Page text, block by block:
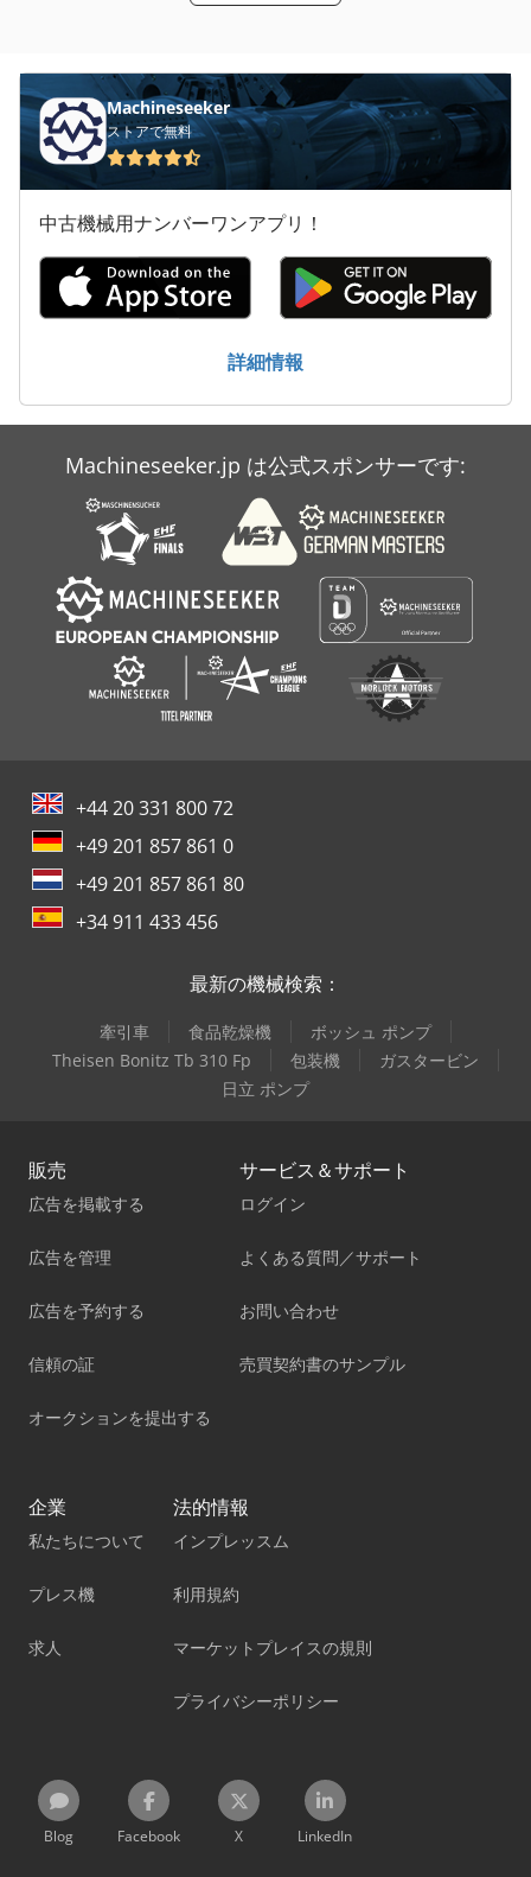
トラック ローラー
大きな トラック
大型 トラック
山トラクター
Machineseeker
ストアで無料
中古機械用ナンバーワンアプリ！
詳細情報
Machineseeker.jp は公式スポンサーです:
+44 20 331 800 72
+49 201 857 861 0
+49 201 857 861 80
+34 911 433 456
最新の機械検索：
牽引車 食品乾燥機
ボッシュ ポンプ
Theisen Bonitz Tb 310 Fp
包装機
ガスタービン
日立 ポンプ
販売
広告を掲載する
広告を管理
広告を予約する
信頼の証
オークションを提出する
サービス＆サポート
ログイン
よくある質問／サポート
お問い合わせ
売買契約書のサンプル
企業
私たちについて
プレス機
求人
法的情報
インプレッスム
利用規約
マーケットプレイスの規則
プライバシーポリシー
Blog Facebook X LinkedIn